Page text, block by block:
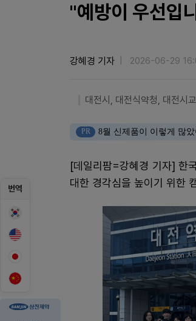
번역
"예방이 우선입
강혜경 기자 2026-06-29
대전시, 대전식약청, 대전시
PR 8월 신제품이 이렇게 많았
[데일리팜=강혜경 기자] 한
대한 경각심을 높이기 위한